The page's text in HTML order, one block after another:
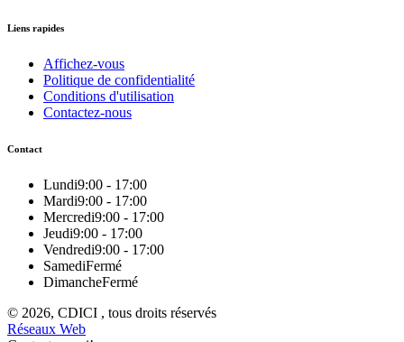
Liens rapides
Affichez-vous
Politique de confidentialité
Conditions d'utilisation
Contactez-nous
Contact
Lundi9:00 - 17:00
Mardi9:00 - 17:00
Mercredi9:00 - 17:00
Jeudi9:00 - 17:00
Vendredi9:00 - 17:00
SamediFermé
DimancheFermé
© 2026, CDICI , tous droits réservés
Réseaux Web